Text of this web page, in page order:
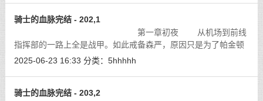
骑士的血脉完结 - 202,1
第一章初夜 从机场到前线
指挥部的一路上全是战甲。如此戒备森严，原因只是为了帕金顿
圣国女皇陛下的到来。[详细]
2025-06-23 16:33 分类： 5hhhhh
骑士的血脉完结 - 203,2